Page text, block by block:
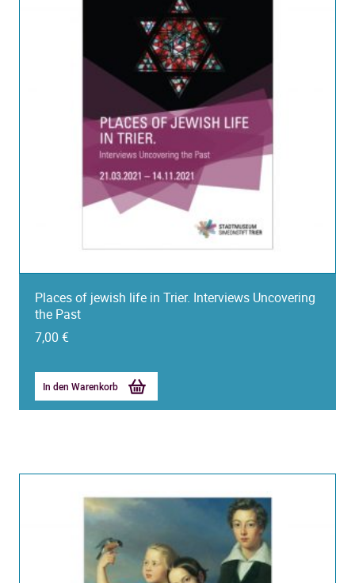
Places of jewish life in Trier. Interviews Uncovering
the Past
7,00 €
In den Warenkorb